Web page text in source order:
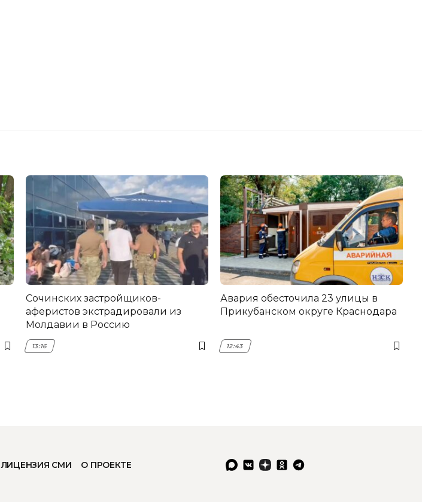
Сочинских застройщиков-
аферистов экстрадировали из
Молдавии в Россию
13:16
Авария обесточила 23 улицы в
Прикубанском округе Краснодара
12:43
ЛИЦЕНЗИЯ СМИ О ПРОЕКТЕ